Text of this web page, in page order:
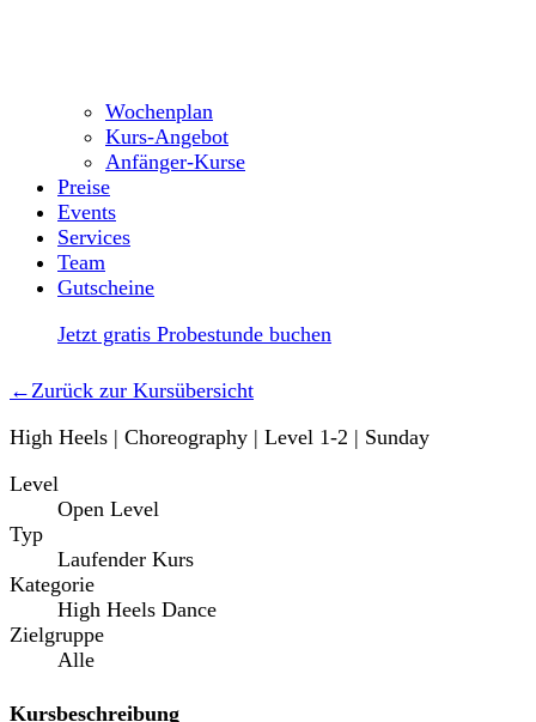
Wochenplan
Kurs-Angebot
Anfänger-Kurse
Preise
Events
Services
Team
Gutscheine
Jetzt gratis Probestunde buchen
←Zurück zur Kursübersicht
High Heels | Choreography | Level 1-2 | Sunday
Level
Open Level
Typ
Laufender Kurs
Kategorie
High Heels Dance
Zielgruppe
Alle
Kursbeschreibung